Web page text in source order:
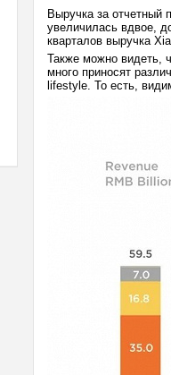
Выручка за
увеличилась вдвое,
кварталов выручка
Также можно видеть,
много приносят
lifestyle. То есть,